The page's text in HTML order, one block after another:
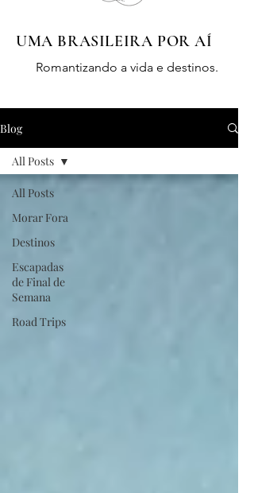
UMA BRASILEIRA POR AÍ
Romantizando a vida e destinos.
Blog
All Posts
Morar Fora
Destinos
Escapadas
de Final de
Semana
Road Trips
All Posts